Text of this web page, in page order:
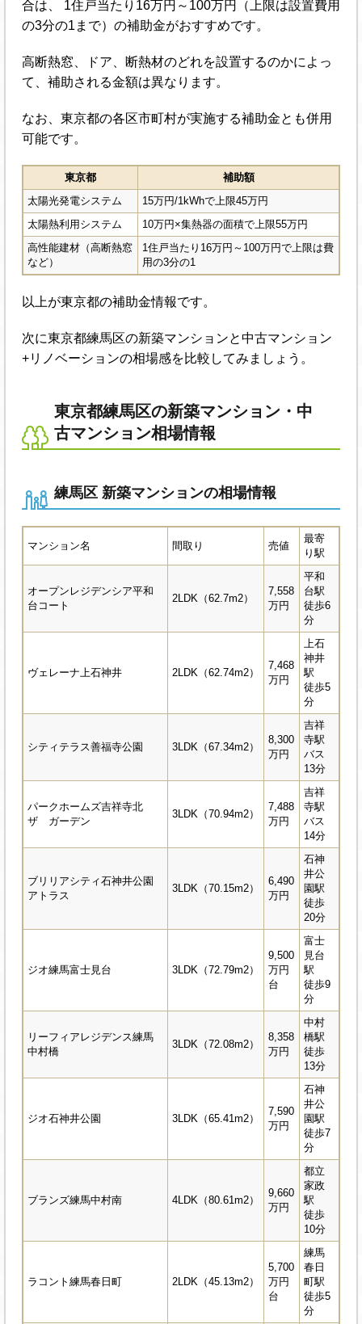
合は、 1住戸当たり16万円～100万円（上限は設置費用
の3分の1まで）の補助金がおすすめです。
高断熱窓、ドア、断熱材のどれを設置するのかによっ
て、補助される金額は異なります。
なお、東京都の各区市町村が実施する補助金とも併用
可能です。
東京都
補助額
太陽光発電システム
15万円/1kWhで上限45万円
太陽熱利用システム
10万円×集熱器の面積で上限55万円
高性能建材（高断熱窓
など）
1住戸当たり16万円～100万円で上限は費
用の3分の1
以上が東京都の補助金情報です。
次に東京都練馬区の新築マンションと中古マンション
+リノベーションの相場感を比較してみましょう。
東京都練馬区の新築マンション・中
古マンション相場情報
練馬区 新築マンションの相場情報
マンション名 間取り 売値
最寄
り駅
オープンレジデンシア平和
台コート
2LDK（62.7m2）
7,558
万円
平和
台駅
徒歩6
分
ヴェレーナ上石神井 2LDK（62.74m2）
7,468
万円
上石
神井
駅
徒歩5
分
シティテラス善福寺公園 3LDK（67.34m2）
8,300
万円
吉祥
寺駅
バス
13分
パークホームズ吉祥寺北
ザ ガーデン
3LDK（70.94m2）
7,488
万円
吉祥
寺駅
バス
14分
ブリリアシティ石神井公園
アトラス
3LDK（70.15m2）
6,490
万円
石神
井公
園駅
徒歩
20分
ジオ練馬富士見台 3LDK（72.79m2）
9,500
万円
台
富士
見台
駅
徒歩9
分
リーフィアレジデンス練馬
中村橋
3LDK（72.08m2）
8,358
万円
中村
橋駅
徒歩
13分
ジオ石神井公園 3LDK（65.41m2）
7,590
万円
石神
井公
園駅
徒歩7
分
ブランズ練馬中村南 4LDK（80.61m2）
9,660
万円
都立
家政
駅
徒歩
10分
ラコント練馬春日町 2LDK（45.13m2）
5,700
万円
台
練馬
春日
町駅
徒歩5
分